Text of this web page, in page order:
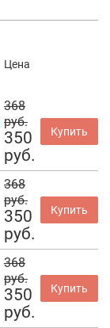
Цена
368
руб.
350
руб.
Купить
368
руб.
350
руб.
Купить
368
руб.
350
руб.
Купить